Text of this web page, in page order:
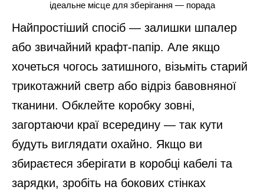
ідеальне місце для зберігання — порада
Найпростіший спосіб — залишки шпалер
або звичайний крафт-папір. Але якщо
хочеться чогось затишного, візьміть старий
трикотажний светр або відріз бавовняної
тканини. Обклейте коробку зовні,
загортаючи краї всередину — так кути
будуть виглядати охайно. Якщо ви
збираєтеся зберігати в коробці кабелі та
зарядки, зробіть на бокових стінках